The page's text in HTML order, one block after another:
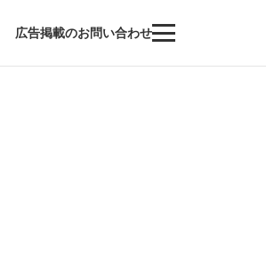
広告掲載のお問い合わせ